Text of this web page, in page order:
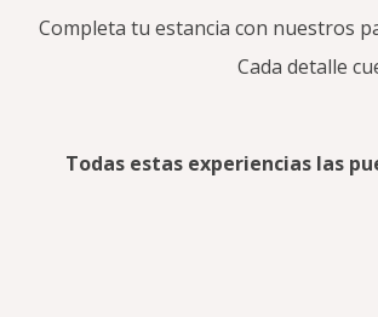
Completa tu estancia con nuestros
Cada detalle
Todas estas experiencias las